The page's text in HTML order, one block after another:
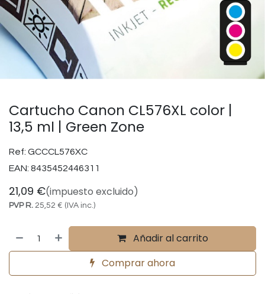
Cartucho Canon CL576XL color |
13,5 ml | Green Zone
Ref: GCCCL576XC
EAN: 8435452446311
21,09 €(impuesto excluido)
PVP R. 25,52 € (IVA inc.)
Añadir al carrito
Comprar ahora